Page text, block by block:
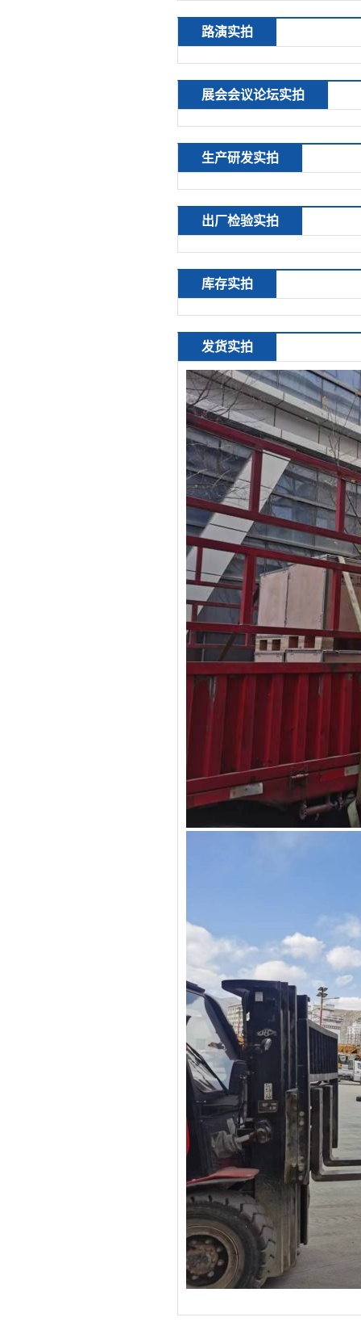
路演实拍
展会会议论坛实拍
生产研发实拍
出厂检验实拍
库存实拍
发货实拍